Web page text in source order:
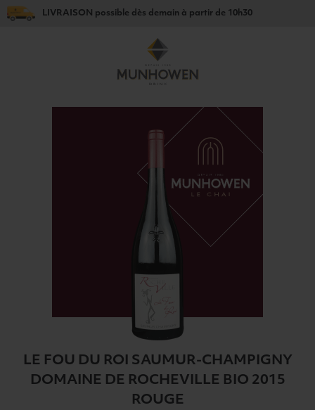
LIVRAISON possible dès demain à partir de 10h30
LE FOU DU ROI SAUMUR-CHAMPIGNY
DOMAINE DE ROCHEVILLE BIO 2015
ROUGE